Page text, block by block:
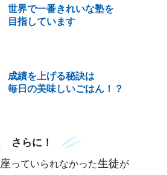
世界で一番きれいな塾を
目指しています
成績を上げる秘訣は
毎日の美味しいごはん！？
さらに！
座っていられなかった生徒が